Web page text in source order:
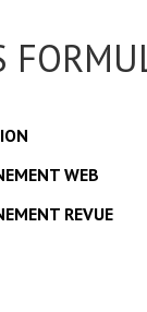
WEB
REVUE